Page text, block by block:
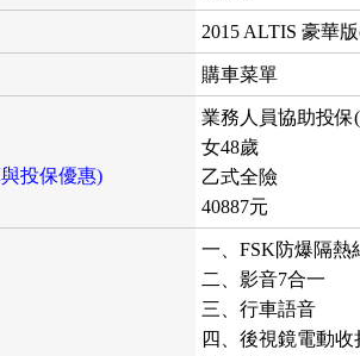
2015 ALTIS 豪華
購車菜單
投保優惠)
業務人員協助投保
女48歲
乙式全險
40887元
一、FSK防爆隔熱
二、影音7合一
三、行車語音
四、後視鏡電動收